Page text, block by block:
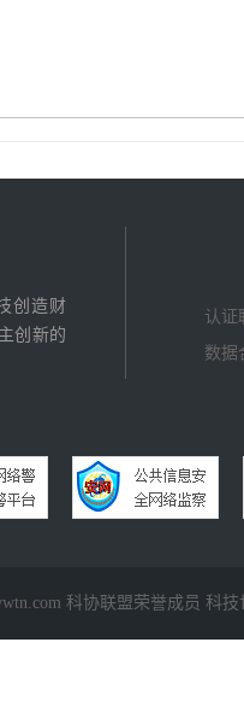
创造财
创新的
认证
数据
科协联盟荣誉成员 科